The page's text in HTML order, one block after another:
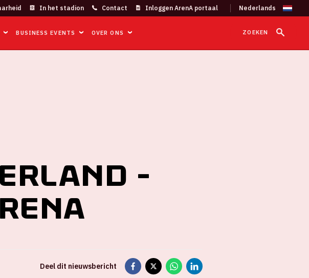
In het stadion Contact Inloggen ArenA portaal
BUSINESS EVENTS OVER ONS ZOEKEN
-
Deel dit nieuwsbericht